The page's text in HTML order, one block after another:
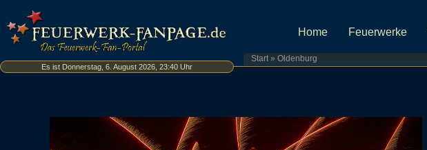
Es ist Donnerstag, 6. August 2026, 23:40 Uhr
Home Feuerwerke
Start» Oldenburg